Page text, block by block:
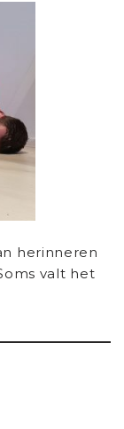
herinneren
valt het